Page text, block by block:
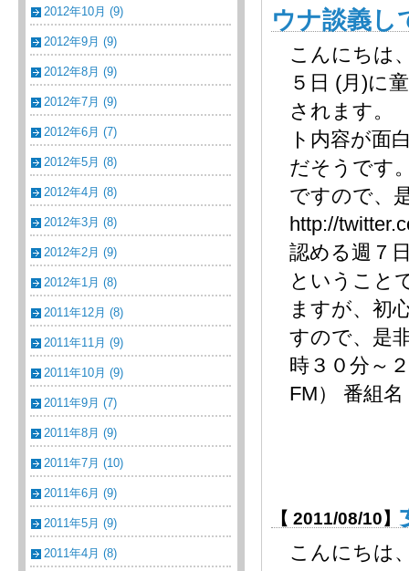
2012年10月 (9)
2012年9月 (9)
2012年8月 (9)
2012年7月 (9)
2012年6月 (7)
2012年5月 (8)
2012年4月 (8)
2012年3月 (8)
2012年2月 (9)
2012年1月 (8)
2011年12月 (8)
2011年11月 (9)
2011年10月 (9)
2011年9月 (7)
2011年8月 (9)
2011年7月 (10)
2011年6月 (9)
2011年5月 (9)
2011年4月 (8)
ウナ談義し
こんにちは
５日 (月)に
されます。
ト内容が面
だそうです
ですので、
http://
認める週７
ということ
ますが、初
すので、是
時３０分～
FM） 番組
【 2011/08/10】
こんにちは